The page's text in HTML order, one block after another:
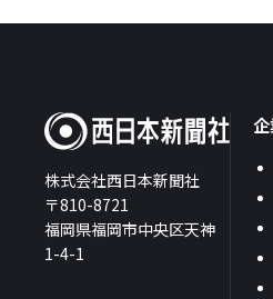
株式会社西日本新聞社
〒810-8721
福岡県福岡市中央区天神
1-4-1